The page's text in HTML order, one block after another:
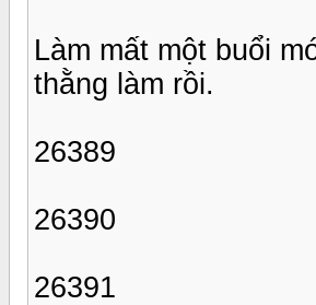
Làm mất một buổi
thằng làm rồi.
26389
26390
26391